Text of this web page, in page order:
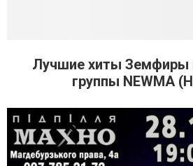
Лучшие хиты Земфиры
группы NEWMA